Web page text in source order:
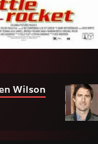
Wilson